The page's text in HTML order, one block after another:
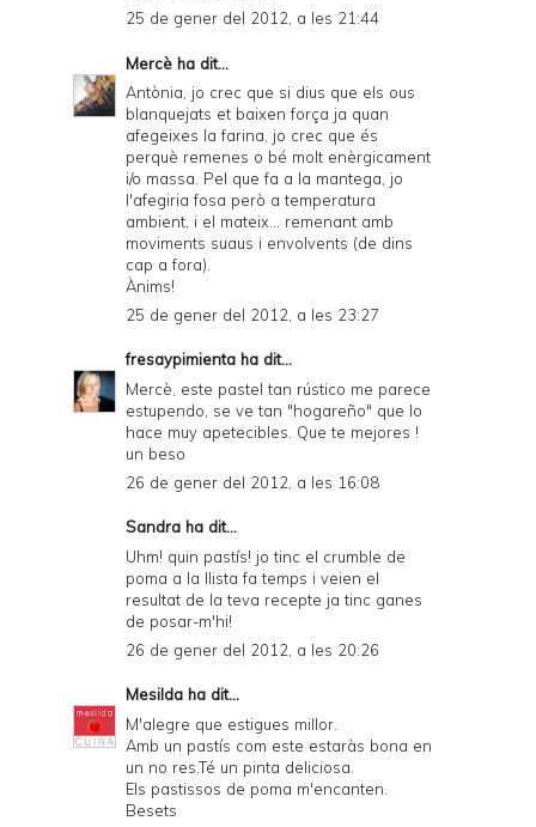
25 de gener del 2012, a les 21:44
Mercè ha dit...
Antònia, jo crec que si dius que els ous
blanquejats et baixen força ja quan
afegeixes la farina, jo crec que és
perquè remenes o bé molt enèrgicament
i/o massa. Pel que fa a la mantega, jo
l'afegiria fosa però a temperatura
ambient, i el mateix... remenant amb
moviments suaus i envolvents (de dins
cap a fora).
Ànims!
25 de gener del 2012, a les 23:27
fresaypimienta ha dit...
Mercè, este pastel tan rústico me parece
estupendo, se ve tan "hogareño" que lo
hace muy apetecibles. Que te mejores !
un beso
26 de gener del 2012, a les 16:08
Sandra ha dit...
Uhm! quin pastís! jo tinc el crumble de
poma a la llista fa temps i veien el
resultat de la teva recepte ja tinc ganes
de posar-m'hi!
26 de gener del 2012, a les 20:26
Mesilda ha dit...
M'alegre que estigues millor.
Amb un pastís com este estaràs bona en
un no res.Té un pinta deliciosa.
Els pastissos de poma m'encanten.
Besets